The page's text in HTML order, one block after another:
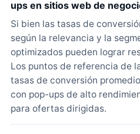
ups en sitios web de
Si bien las tasas de
según la relevancia y la
optimizados pueden lograr
Los puntos de referencia de
tasas de conversión
con pop-ups de alto
para ofertas dirigidas.